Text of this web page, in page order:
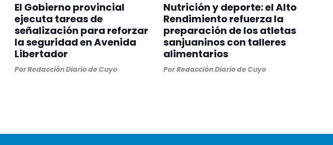
El Gobierno provincial
ejecuta tareas de
señalización para reforzar
la seguridad en Avenida
Libertador
PorRedacción Diario de Cuyo
Nutrición y deporte: el Alto
Rendimiento refuerza la
preparación de los atletas
sanjuaninos con talleres
alimentarios
PorRedacción Diario de Cuyo